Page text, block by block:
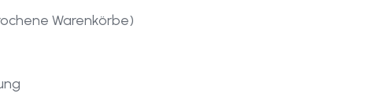
Warenkörbe)